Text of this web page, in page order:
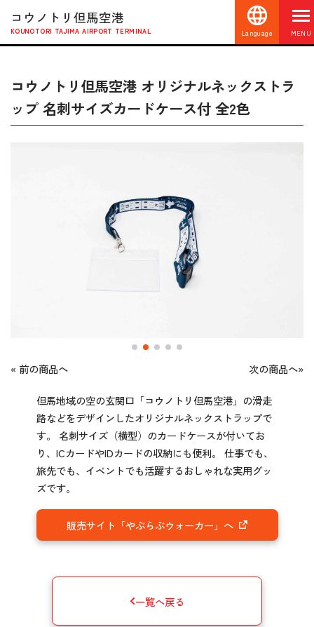
コウノトリ但馬空港
KOUNOTORI TAJIMA AIRPORT TERMINAL Language MENU
コウノトリ但馬空港 オリジナルネックストラ
ップ 名刺サイズカードケース付 全2色
« 前の商品へ 次の商品へ»
但馬地域の空の玄関口「コウノトリ但馬空港」の滑走
路などをデザインしたオリジナルネックストラップで
す。 名刺サイズ（横型）のカードケースが付いてお
り、ICカードやIDカードの収納にも便利。 仕事でも、
旅先でも、イベントでも活躍するおしゃれな実用グッ
ズです。
販売サイト「やぶらぶウォーカー」へ
一覧へ戻る